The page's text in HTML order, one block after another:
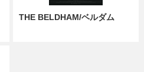
THE BELDHAM/ベルダム